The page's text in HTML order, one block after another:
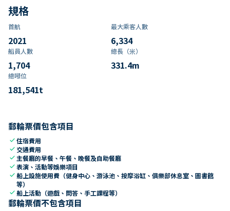
規格
首航
2021
最大乘客人數
6,334
船員人數
1,704
總長（米）
331.4m
總噸位
181,541t
郵輪票價包含項目
check住宿費用
check 交通費用
check 主餐廳的早餐、午餐、晚餐及自助餐廳
check表演、活動等娛樂項目
check船上設施使用費（健身中心、游泳池、按摩浴缸、俱樂部休息室、圖書館
等）
check船上活動（遊戲、問答、手工課程等）
郵輪票價不包含項目